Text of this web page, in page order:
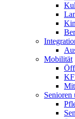
Mobilität
Senioren